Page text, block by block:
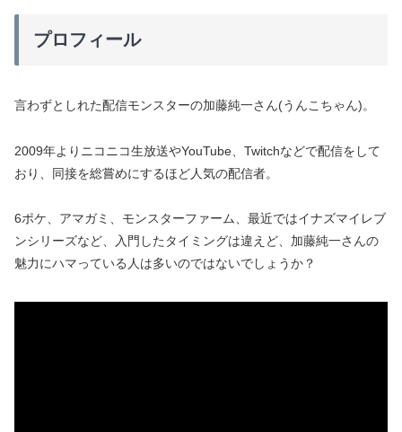
プロフィール
言わずとしれた配信モンスターの加藤純一さん(うんこちゃん)。
2009年よりニコニコ生放送やYouTube、Twitchなどで配信をして
おり、同接を総嘗めにするほど人気の配信者。
6ポケ、アマガミ、モンスターファーム、最近ではイナズマイレブ
ンシリーズなど、入門したタイミングは違えど、加藤純一さんの
魅力にハマっている人は多いのではないでしょうか？